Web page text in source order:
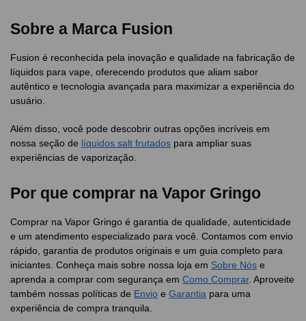
Sobre a Marca Fusion
Fusion é reconhecida pela inovação e qualidade na fabricação de
líquidos para vape, oferecendo produtos que aliam sabor
autêntico e tecnologia avançada para maximizar a experiência do
usuário.
Além disso, você pode descobrir outras opções incríveis em
nossa seção de líquidos salt frutados para ampliar suas
experiências de vaporização.
Por que comprar na Vapor Gringo
Comprar na Vapor Gringo é garantia de qualidade, autenticidade
e um atendimento especializado para você. Contamos com envio
rápido, garantia de produtos originais e um guia completo para
iniciantes. Conheça mais sobre nossa loja em Sobre Nós e
aprenda a comprar com segurança em Como Comprar. Aproveite
também nossas políticas de Envio e Garantia para uma
experiência de compra tranquila.